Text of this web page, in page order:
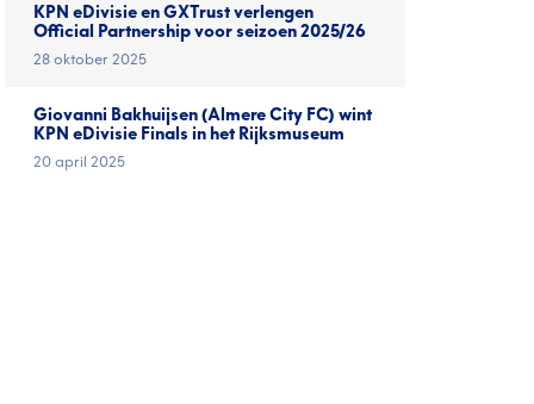
KPN eDivisie en GXTrust verlengen
Official Partnership voor seizoen 2025/26
28 oktober 2025
Giovanni Bakhuijsen (Almere City FC) wint
KPN eDivisie Finals in het Rijksmuseum
20 april 2025